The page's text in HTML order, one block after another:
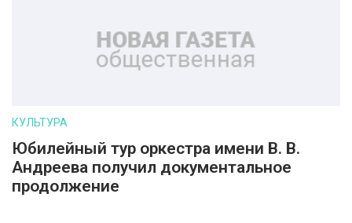
КУЛЬТУРА
Юбилейный тур оркестра имени В. В.
Андреева получил документальное
продолжение